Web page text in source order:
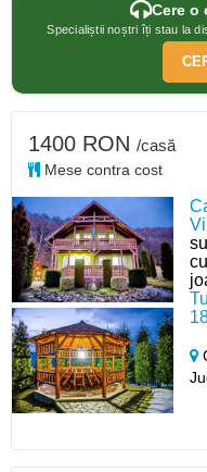
Cere o
Specialiștii noștri îți stau la
1400 RON /casă
Mese contra cost